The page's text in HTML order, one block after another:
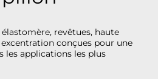
revêtues, haute
conçues pour une
les applications les plus